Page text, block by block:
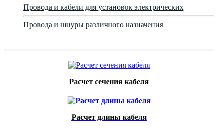
Провода и кабели для установок электрических
Провода и шнуры различного назначения
Расчет сечения кабеля
Расчет длины кабеля